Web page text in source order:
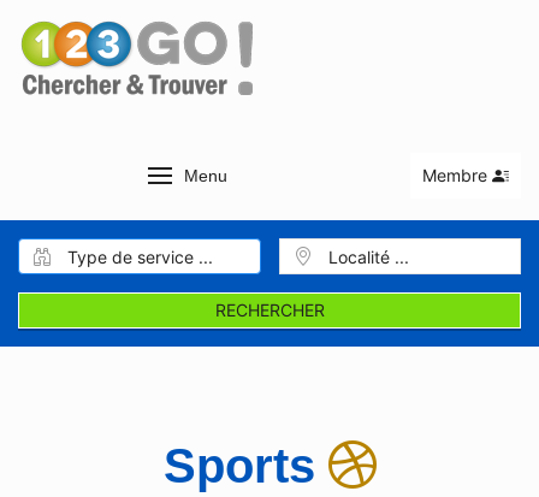
Menu Membre
RECHERCHER
Sports